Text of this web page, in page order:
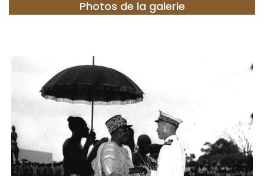
Photos de la galerie